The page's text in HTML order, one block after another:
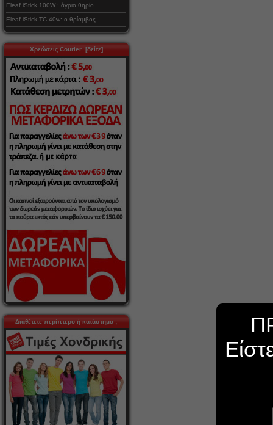
Eleaf iStick 100W : άγριο θηρίο
Eleaf iStick TC 40w: ο θρίαμβος
Χρεώσεις Courier [δείτε]
Διαθέτετε περίπτερο ή κατάστημα ;